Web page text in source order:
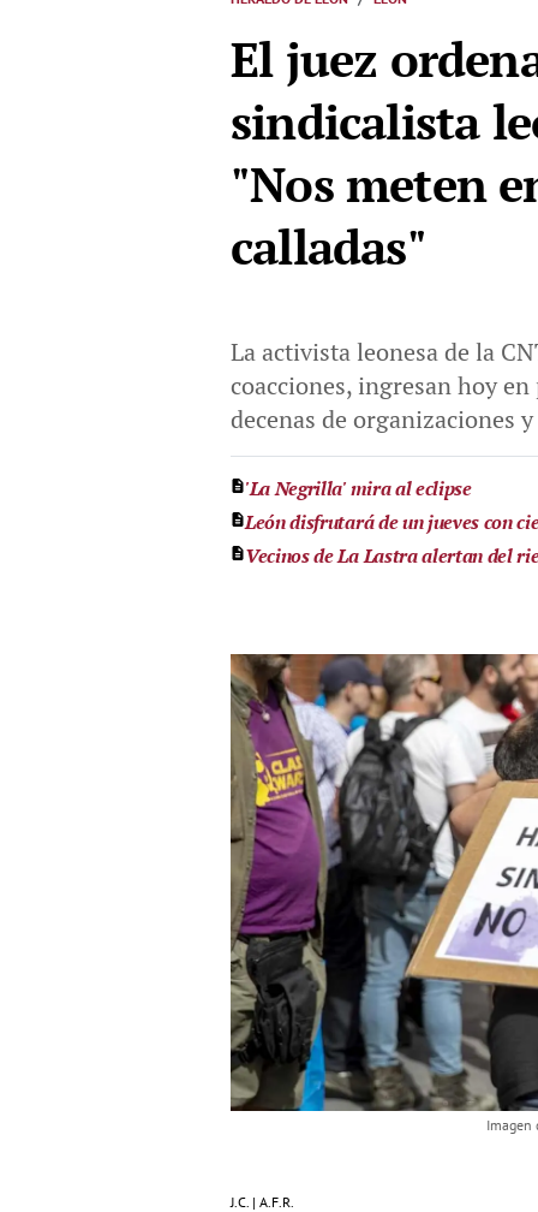
El juez
sindicalista
"Nos meten
calladas"
La activista leonesa de la
coacciones, ingresan hoy
decenas de organizaciones
'La Negrilla' mira al eclipse
León disfrutará de un jueves con
Vecinos de La Lastra alertan del
Imagen
J.C. | A.F.R.